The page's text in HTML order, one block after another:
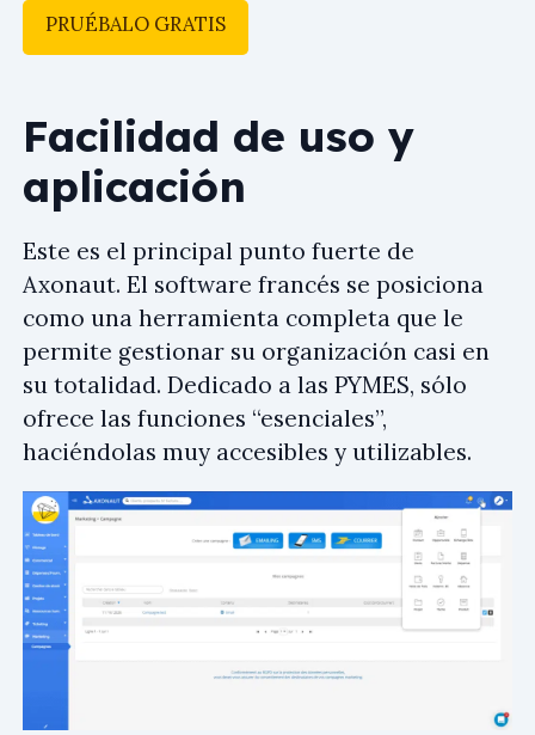
PRUÉBALO GRATIS
Facilidad de uso y
aplicación
Este es el principal punto fuerte de
Axonaut. El software francés se posiciona
como una herramienta completa que le
permite gestionar su organización casi en
su totalidad. Dedicado a las PYMES, sólo
ofrece las funciones “esenciales”,
haciéndolas muy accesibles y utilizables.